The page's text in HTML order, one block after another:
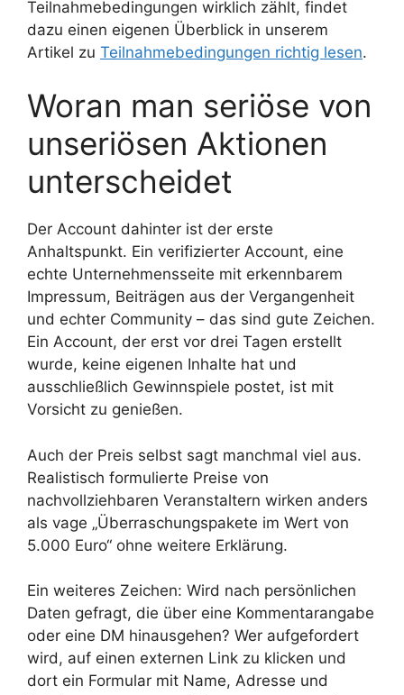
Teilnahmebedingungen wirklich zählt, findet
dazu einen eigenen Überblick in unserem
Artikel zu Teilnahmebedingungen richtig lesen.
Woran man seriöse von
unseriösen Aktionen
unterscheidet
Der Account dahinter ist der erste
Anhaltspunkt. Ein verifizierter Account, eine
echte Unternehmensseite mit erkennbarem
Impressum, Beiträgen aus der Vergangenheit
und echter Community – das sind gute Zeichen.
Ein Account, der erst vor drei Tagen erstellt
wurde, keine eigenen Inhalte hat und
ausschließlich Gewinnspiele postet, ist mit
Vorsicht zu genießen.
Auch der Preis selbst sagt manchmal viel aus.
Realistisch formulierte Preise von
nachvollziehbaren Veranstaltern wirken anders
als vage „Überraschungspakete im Wert von
5.000 Euro“ ohne weitere Erklärung.
Ein weiteres Zeichen: Wird nach persönlichen
Daten gefragt, die über eine Kommentarangabe
oder eine DM hinausgehen? Wer aufgefordert
wird, auf einen externen Link zu klicken und
dort ein Formular mit Name, Adresse und